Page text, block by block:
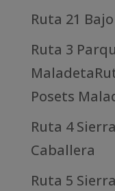
Ruta 21
Ruta 3
Posets
Ruta 4
Caballera
Ruta 5